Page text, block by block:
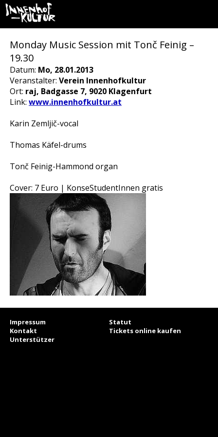
Monday Music Session mit Tonč Feinig –
19.30
Datum: Mo, 28.01.2013
Veranstalter: Verein Innenhofkultur
Ort: raj, Badgasse 7, 9020 Klagenfurt
Link: www.innenhofkultur.at
Karin Zemljič-vocal
Thomas Käfel-drums
Tonč Feinig-Hammond organ
Cover: 7 Euro | KonseStudentInnen gratis
Impressum
Statut
Kontakt
Tickets online kaufen
Unterstützer